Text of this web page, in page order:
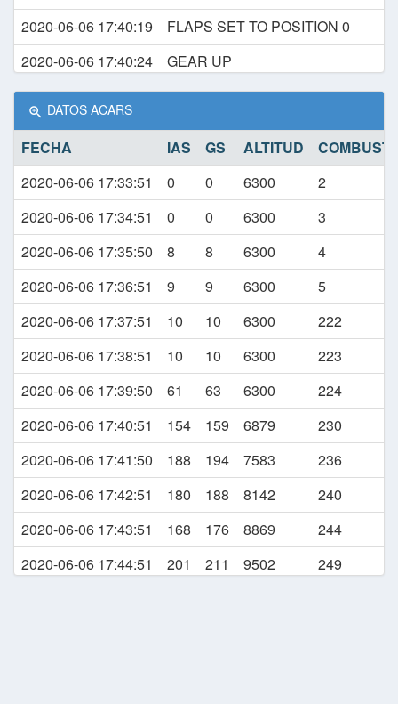
2020-06-06 17:40:19
FLAPS SET TO POSITION 0
2020-06-06 17:40:24
GEAR UP
2020-06-06 17:44:51
CRUISE
2020-06-06 18:04:22
DESCEND
2020-06-06 18:09:42
CRUISE
2020-06-06 18:21:32
DESCEND
2020-06-06 18:22:12
CRUISE
2020-06-06 18:23:18
FLAPS SET TO POSITION 1
2020-06-06 18:23:22
DESCEND
2020-06-06 18:23:30
GEAR DOWN
2020-06-06 18:24:05
LANDING
2020-06-06 18:24:21
TAXI TO THE GATE
2020-06-06 18:24:21
TAXI SPEED ABOVE 25 KTS
2020-06-06 18:33:34
NOT LANDED IN PLANNED
DATOS ACARS
FECHA IAS GS ALTITUD
2020-06-06 17:33:51
0 0 6300
2
2020-06-06 17:34:51
0 0 6300
3
2020-06-06 17:35:50
8 8 6300
4
2020-06-06 17:36:51
9 9 6300
5
2020-06-06 17:37:51
10 10 6300
222
2020-06-06 17:38:51
10 10 6300
223
2020-06-06 17:39:50
61 63 6300
224
2020-06-06 17:40:51
154 159 6879
230
2020-06-06 17:41:50
188 194 7583
236
2020-06-06 17:42:51
180 188 8142
240
2020-06-06 17:43:51
168 176 8869
244
2020-06-06 17:44:51
201 211 9502
249